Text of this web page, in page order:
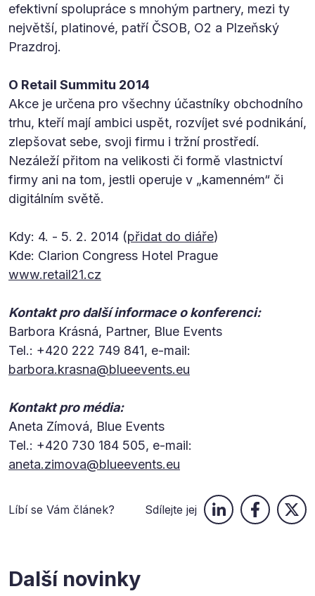
efektivní spolupráce s mnohým partnery, mezi ty
největší, platinové, patří ČSOB, O2 a Plzeňský
Prazdroj.
O Retail Summitu 2014
Akce je určena pro všechny účastníky obchodního
trhu, kteří mají ambici uspět, rozvíjet své podnikání,
zlepšovat sebe, svoji firmu i tržní prostředí.
Nezáleží přitom na velikosti či formě vlastnictví
firmy ani na tom, jestli operuje v „kamenném“ či
digitálním světě.
Kdy: 4. - 5. 2. 2014 (přidat do diáře)
Kde: Clarion Congress Hotel Prague
www.retail21.cz
Kontakt pro další informace o konferenci:
Barbora Krásná, Partner, Blue Events
Tel.: +420 222 749 841, e-mail:
barbora.krasna@blueevents.eu
Kontakt pro média:
Aneta Zímová, Blue Events
Tel.: +420 730 184 505, e-mail:
aneta.zimova@blueevents.eu
Líbí se Vám článek? Sdílejte jej
Další novinky